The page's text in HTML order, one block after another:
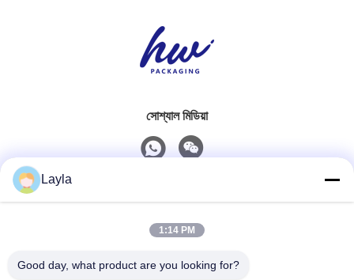
সোশ্যাল মিডিয়া
0086-18688885859
Layla
1:14 PM
Good day, what product are you looking for?